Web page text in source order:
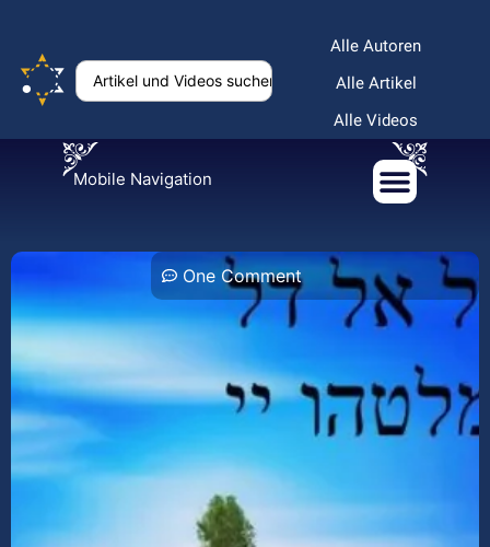
Alle Autoren
Alle Artikel
Alle Videos
Mobile Navigation
One Comment